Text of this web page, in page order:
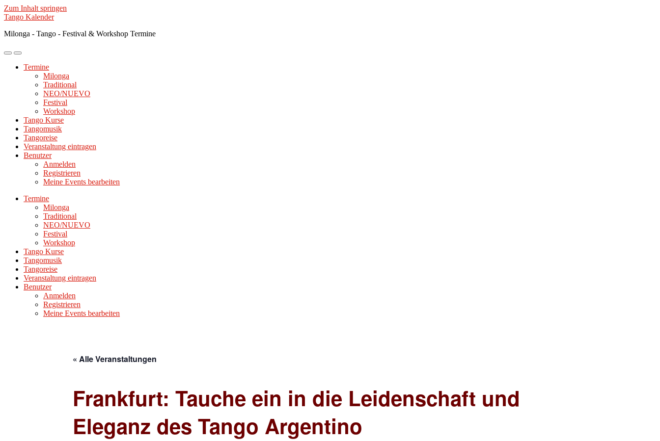
Zum Inhalt springen
Tango Kalender
Milonga - Tango - Festival & Workshop Termine
Mobile-
ein-/ausblenden
Suchfeld
ein-/ausblenden
Termine
Milonga
Traditional
NEO/NUEVO
Festival
Workshop
Tango Kurse
Tangomusik
Tangoreise
Veranstaltung eintragen
Benutzer
Anmelden
Registrieren
Meine Events bearbeiten
Termine
Milonga
Traditional
NEO/NUEVO
Festival
Workshop
Tango Kurse
Tangomusik
Tangoreise
Veranstaltung eintragen
Benutzer
Anmelden
Registrieren
Meine Events bearbeiten
« Alle Veranstaltungen
Frankfurt: Tauche ein in die Leidenschaft und
Eleganz des Tango Argentino